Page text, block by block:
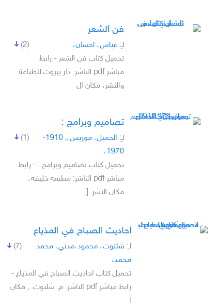
فن الشعر
(2) لـِ: عباس، احسان،
تحميل كتاب فن الشعر - رابط
مباشر pdf الناشر: دار بيروت للطباعة
والنشر، مكان ال
تصاميم وبرامج :
(1) لـِ:
الجميل، موريس،, 1910-
1970،
تحميل كتاب تصاميم وبرامج : - رابط
مباشر pdf الناشر: مطبعة خليفة،
مكان النشر: [
احاديث الصباح في المذياع
(7) لـِ: شلتوت، محمود،مدني، محمد
محمد،
تحميل كتاب احاديث الصباح في المذياع -
رابط مباشر pdf الناشر: م. شلتوت :, مكان
ا